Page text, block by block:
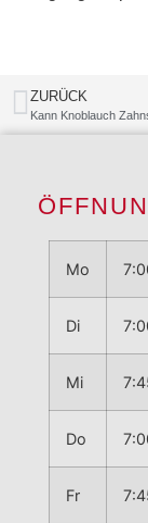
ZURÜCK
Mo
Di
Mi
Do
Fr